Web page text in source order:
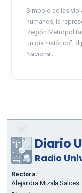
Símbolo de las
humanos, la
Región
un día histórico”,
Nacional.
Diario
Radio
Rectora:
Alejandra Mizala Salces